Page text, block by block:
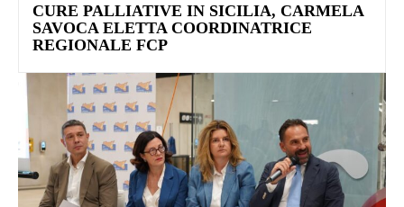
CURE PALLIATIVE IN SICILIA, CARMELA
SAVOCA ELETTA COORDINATRICE
REGIONALE FCP